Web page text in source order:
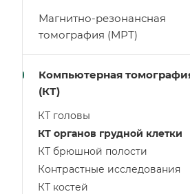
Магнитно-резонансная
томография (МРТ)
Компьютерная
(КТ)
КТ головы
КТ органов грудной клетки
КТ брюшной полости
Контрастные исследования
КТ костей